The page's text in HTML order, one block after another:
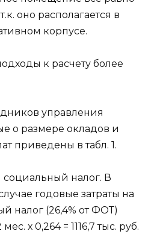
оно располагается в
корпусе.
к расчету более
управления
о размере окладов и
приведены в табл. 1.
налог. В
годовые затраты на
налог (26,4% от ФОТ)
х 0,264 = 1116,7 тыс. руб.